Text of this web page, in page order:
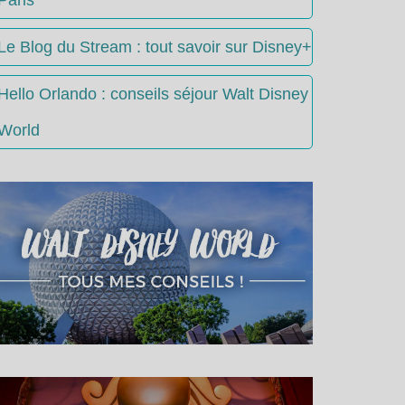
Blog du Stream : tout savoir sur Disney+
Orlando : conseils séjour Walt Disney